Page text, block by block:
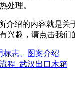
处理。
介绍的内容就是
兴趣，请点击我们
标志、图案介绍
程_武汉出口木箱